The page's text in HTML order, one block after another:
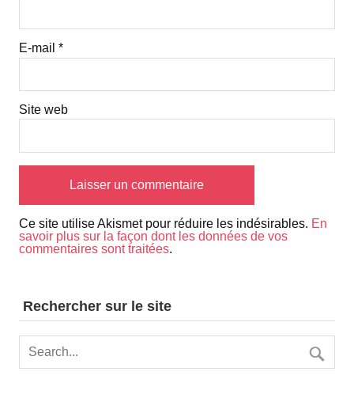
E-mail *
Site web
Ce site utilise Akismet pour réduire les indésirables. En
savoir plus sur la façon dont les données de vos
commentaires sont traitées.
Rechercher sur le site